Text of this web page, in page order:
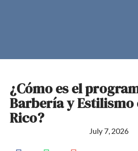
¿Cómo es el
Barbería y Estilismo
Rico?
July 7, 2026